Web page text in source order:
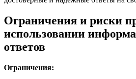
Ограничения и риски
использовании
ответов
Ограничения: